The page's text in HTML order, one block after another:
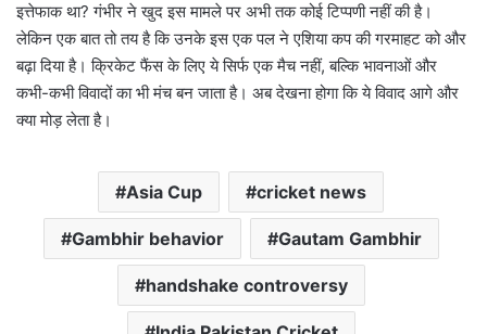
इत्तेफाक था? गंभीर ने खुद इस मामले पर अभी तक कोई टिप्पणी नहीं की है।
लेकिन एक बात तो तय है कि उनके इस एक पल ने एशिया कप की गरमाहट को और
बढ़ा दिया है। क्रिकेट फैंस के लिए ये सिर्फ एक मैच नहीं, बल्कि भावनाओं और
कभी-कभी विवादों का भी मंच बन जाता है। अब देखना होगा कि ये विवाद आगे और
क्या मोड़ लेता है।
Asia Cup cricket news
Gambhir behavior Gautam Gambhir
handshake controversy